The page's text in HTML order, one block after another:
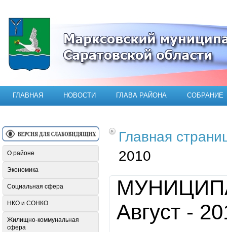
Официальный сайт Марксовского
ГЛАВНАЯ НОВОСТИ ГЛАВА РАЙОНА СОБРАНИЕ
Главная
2010
Август -
О районе
Экономика
Социальная сфера
НКО и СОНКО
Жилищно-коммунальная
сфера